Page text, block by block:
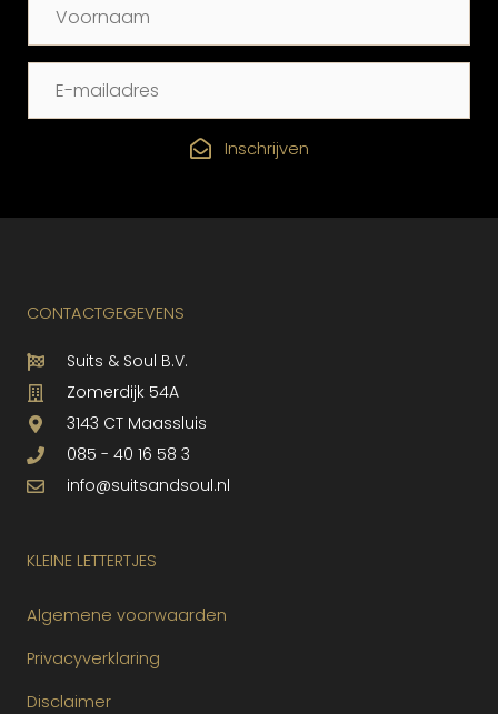
mailadres
Inschrijven
CONTACTGEGEVENS
Suits & Soul B.V.
Zomerdijk 54A
3143 CT Maassluis
085 - 40 16 58 3
info@suitsandsoul.nl
KLEINE LETTERTJES
Algemene voorwaarden
Privacyverklaring
Disclaimer